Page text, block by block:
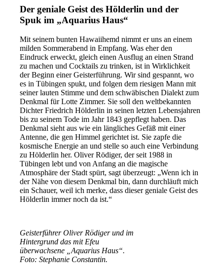
Der geniale Geist des Hölderlin und der
Spuk im „Aquarius Haus“
Mit seinem bunten Hawaiihemd nimmt er uns an einem
milden Sommerabend in Empfang. Was eher den
Eindruck erweckt, gleich einen Ausflug an einen Strand
zu machen und Cocktails zu trinken, ist in Wirklichkeit
der Beginn einer Geisterführung. Wir sind gespannt, wo
es in Tübingen spukt, und folgen dem riesigen Mann mit
seiner lauten Stimme und dem schwäbischen Dialekt zum
Denkmal für Lotte Zimmer. Sie soll den weltbekannten
Dichter Friedrich Hölderlin in seinen letzten Lebensjahren
bis zu seinem Tode im Jahr 1843 gepflegt haben. Das
Denkmal sieht aus wie ein längliches Gefäß mit einer
Antenne, die gen Himmel gerichtet ist. Sie zapfe die
kosmische Energie an und stelle so auch eine Verbindung
zu Hölderlin her. Oliver Rödiger, der seit 1988 in
Tübingen lebt und von Anfang an die magische
Atmosphäre der Stadt spürt, sagt überzeugt: „Wenn ich in
der Nähe von diesem Denkmal bin, dann durchläuft mich
ein Schauer, weil ich merke, dass dieser geniale Geist des
Hölderlin immer noch da ist.“
Geisterführer Oliver Rödiger und im
Hintergrund das mit Efeu
überwachsene „Aquarius Haus“.
Foto: Stephanie Constantin.